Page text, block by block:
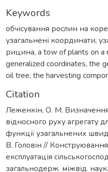
Keywords
обчісування рослин на
узагальнені координати,
рицина, a tow of plants on a
generalized coordinates, the
oil tree, the harvesting
Citation
Леженкін, О. М. Визначення
відносного руху агрегату
функції узагальнених
В. Головін //
експлуатація
загальнодерж. міжвід.